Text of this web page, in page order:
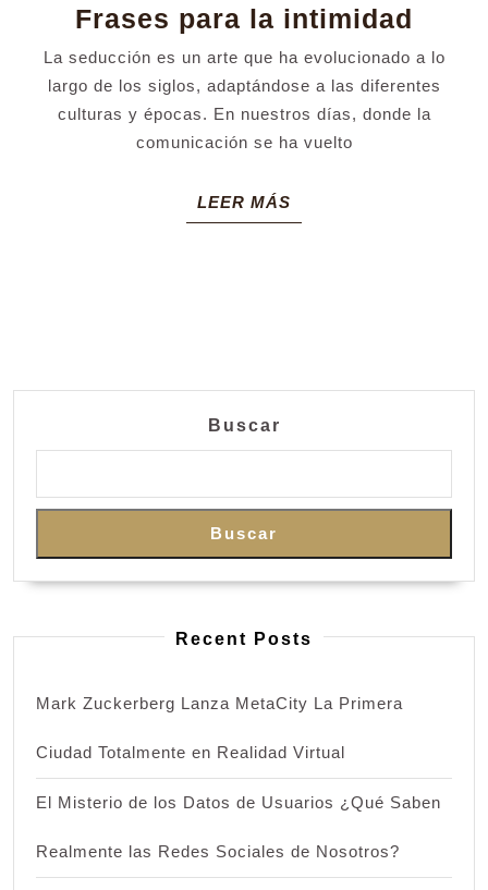
Frases para la intimidad
para
la
La seducción es un arte que ha evolucionado a lo
largo de los siglos, adaptándose a las diferentes
culturas y épocas. En nuestros días, donde la
comunicación se ha vuelto
LEER MÁS
MÁS
Buscar
Buscar
Recent Posts
Mark Zuckerberg Lanza MetaCity La Primera
Ciudad Totalmente en Realidad Virtual
El Misterio de los Datos de Usuarios ¿Qué Saben
Realmente las Redes Sociales de Nosotros?